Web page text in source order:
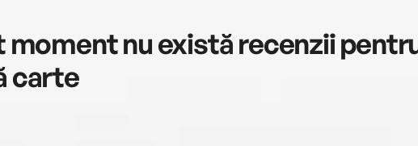
moment nu există recenzii
carte